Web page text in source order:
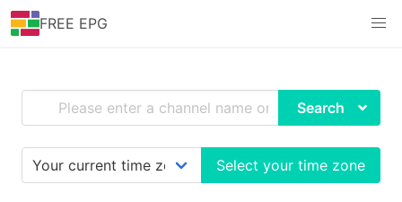
FREE EPG
Search
Select your time zone